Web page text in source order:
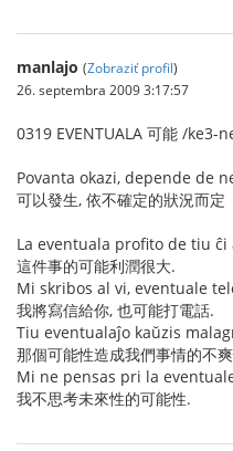
manlajo (Zobraziť profil)
26. septembra 2009 3:17:57
0319 EVENTUALA 可能 /ke3-
Povanta okazi, depende de
可以發生, 依不確定的狀況而定
La eventuala profito de tiu
這件事的可能利潤很大.
Mi skribos al vi, eventuale
我將寫信給你, 也可能打電話.
Tiu eventualaĵo kaŭzis
那個可能性造成我們事情的不
Mi ne pensas pri la
我不思考未來性的可能性.